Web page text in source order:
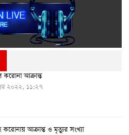
করোনা আক্রান্ত
২০২২, ১১:২৭
করোনায় আক্রান্ত ও মৃত্যুর সংখ্যা